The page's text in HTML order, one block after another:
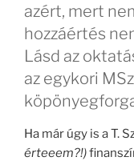
azért, mert
hozzáértés
Lásd az
az egykori
Ha már úgy is a T.
érteeem?!)